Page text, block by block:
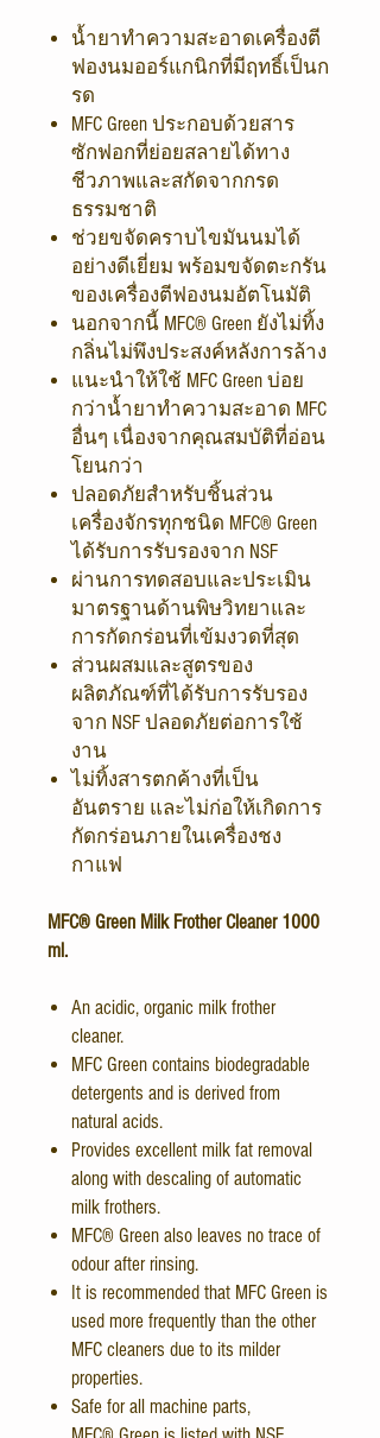
น้ำยาทำความสะอาดเครื่องตี
ฟองนมออร์แกนิกที่มีฤทธิ์เป็นก
รด
MFC Green ประกอบด้วยสาร
ซักฟอกที่ย่อยสลายได้ทาง
ชีวภาพและสกัดจากกรด
ธรรมชาติ
ช่วยขจัดคราบไขมันนมได้
อย่างดีเยี่ยม พร้อมขจัดตะกรัน
ของเครื่องตีฟองนมอัตโนมัติ
นอกจากนี้ MFC® Green ยังไม่ทิ้ง
กลิ่นไม่พึงประสงค์หลังการล้าง
แนะนำให้ใช้ MFC Green บ่อย
กว่าน้ำยาทำความสะอาด MFC
อื่นๆ เนื่องจากคุณสมบัติที่อ่อน
โยนกว่า
ปลอดภัยสำหรับชิ้นส่วน
เครื่องจักรทุกชนิด MFC® Green
ได้รับการรับรองจาก NSF
ผ่านการทดสอบและประเมิน
มาตรฐานด้านพิษวิทยาและ
การกัดกร่อนที่เข้มงวดที่สุด
ส่วนผสมและสูตรของ
ผลิตภัณฑ์ที่ได้รับการรับรอง
จาก NSF ปลอดภัยต่อการใช้
งาน
ไม่ทิ้งสารตกค้างที่เป็น
อันตราย และไม่ก่อให้เกิดการ
กัดกร่อนภายในเครื่องชง
กาแฟ
MFC® Green Milk Frother Cleaner 1000
ml.
An acidic, organic milk frother
cleaner.
MFC Green contains biodegradable
detergents and is derived from
natural acids.
Provides excellent milk fat removal
along with descaling of automatic
milk frothers.
MFC® Green also leaves no trace of
odour after rinsing.
It is recommended that MFC Green is
used more frequently than the other
MFC cleaners due to its milder
properties.
Safe for all machine parts,